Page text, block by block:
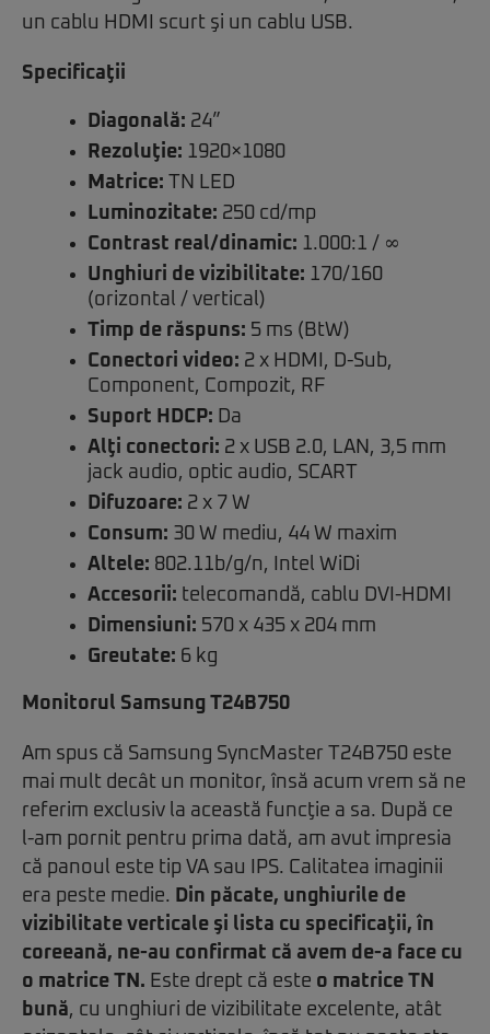
un cablu HDMI scurt şi un cablu USB.
Specificaţii
Diagonală: 24”
Rezoluţie: 1920×1080
Matrice: TN LED
Luminozitate: 250 cd/mp
Contrast real/dinamic: 1.000:1 / ∞
Unghiuri de vizibilitate: 170/160
(orizontal / vertical)
Timp de răspuns: 5 ms (BtW)
Conectori video: 2 x HDMI, D-Sub,
Component, Compozit, RF
Suport HDCP: Da
Alţi conectori: 2 x USB 2.0, LAN, 3,5 mm
jack audio, optic audio, SCART
Difuzoare: 2 x 7 W
Consum: 30 W mediu, 44 W maxim
Altele: 802.11b/g/n, Intel WiDi
Accesorii: telecomandă, cablu DVI-HDMI
Dimensiuni: 570 x 435 x 204 mm
Greutate: 6 kg
Monitorul Samsung T24B750
Am spus că Samsung SyncMaster T24B750 este
mai mult decât un monitor, însă acum vrem să ne
referim exclusiv la această funcţie a sa. După ce
l-am pornit pentru prima dată, am avut impresia
că panoul este tip VA sau IPS. Calitatea imaginii
era peste medie. Din păcate, unghiurile de
vizibilitate verticale şi lista cu specificaţii, în
coreeană, ne-au confirmat că avem de-a face cu
o matrice TN. Este drept că este o matrice TN
bună, cu unghiuri de vizibilitate excelente, atât